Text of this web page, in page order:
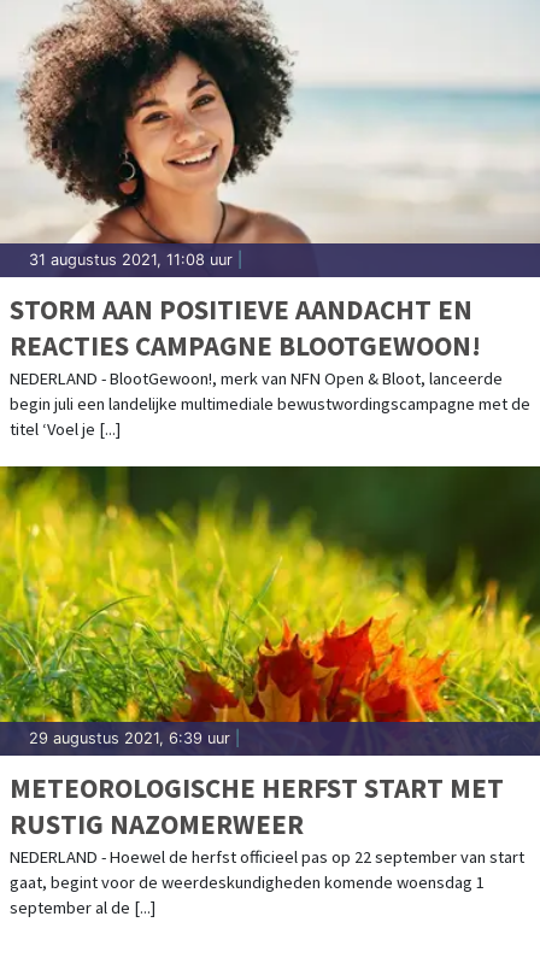
31 augustus 2021, 11:08 uur
STORM AAN POSITIEVE AANDACHT EN
REACTIES CAMPAGNE BLOOTGEWOON!
NEDERLAND - BlootGewoon!, merk van NFN Open & Bloot, lanceerde
begin juli een landelijke multimediale bewustwordingscampagne met de
titel ‘Voel je [...]
29 augustus 2021, 6:39 uur
METEOROLOGISCHE HERFST START MET
RUSTIG NAZOMERWEER
NEDERLAND - Hoewel de herfst officieel pas op 22 september van start
gaat, begint voor de weerdeskundigheden komende woensdag 1
september al de [...]